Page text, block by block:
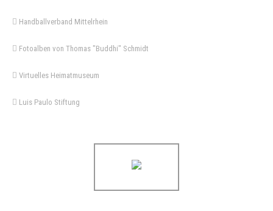
Handballverband Mittelrhein
Fotoalben von Thomas "Buddhi" Schmidt
Virtuelles Heimatmuseum
Luis Paulo Stiftung